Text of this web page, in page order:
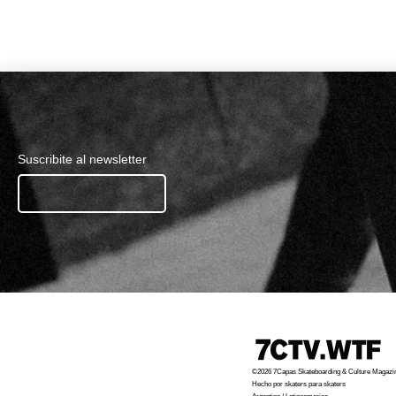
Suscribite al newsletter
Ingresa tu email.......
©2026 7Capas Skateboarding & Culture
Hecho por skaters para skaters